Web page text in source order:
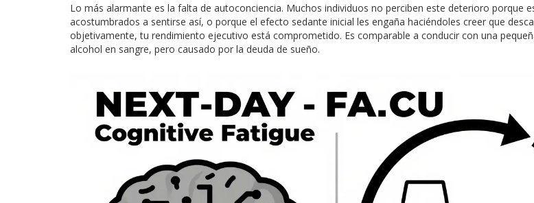
Lo más alarmante es la falta de autoconciencia. Muchos individuos no perciben este deterioro porque
acostumbrados a sentirse así, o porque el efecto sedante inicial les engaña haciéndoles creer que
objetivamente, tu rendimiento ejecutivo está comprometido. Es comparable a conducir con una
alcohol en sangre, pero causado por la deuda de sueño.